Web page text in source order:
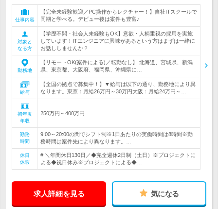
仕事内容
【完全未経験歓迎／PC操作からレクチャー！】自社ITスクールで
同期と学べる。デビュー後は案件も豊富♪
対象と
なる方
【学歴不問・社会人未経験もOK】意欲・人柄重視の採用を実施
しています！ITエンジニアに興味があるという方はまずは一緒に
お話ししませんか？
勤務地
【リモートOK(案件による)／転勤なし】 北海道、宮城県、新潟
県、東京都、大阪府、福岡県、沖縄県に…
給与
【全国の拠点で募集中！】▼給与は以下の通り、勤務地により異
なります。東京：月給26万円～30万円大阪：月給24万円～…
初年度
年収
250万円～400万円
勤務
時間
9:00～20:00の間でシフト制※1日あたりの実働時間は8時間※勤
務時間は案件先により異なります。…
休日
休暇
# ＼年間休日130日／◆完全週休2日制（土日）※プロジェクトに
よる◆祝日休み※プロジェクトによる◆…
求人詳細を見る 気になる